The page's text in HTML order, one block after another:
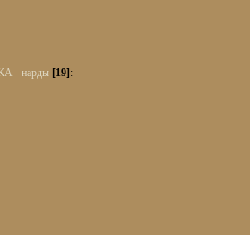
- нарды [19] :